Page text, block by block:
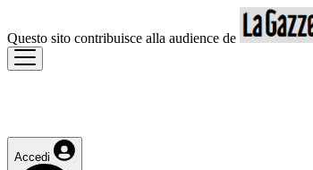
Questo sito contribuisce alla audience de
Accedi